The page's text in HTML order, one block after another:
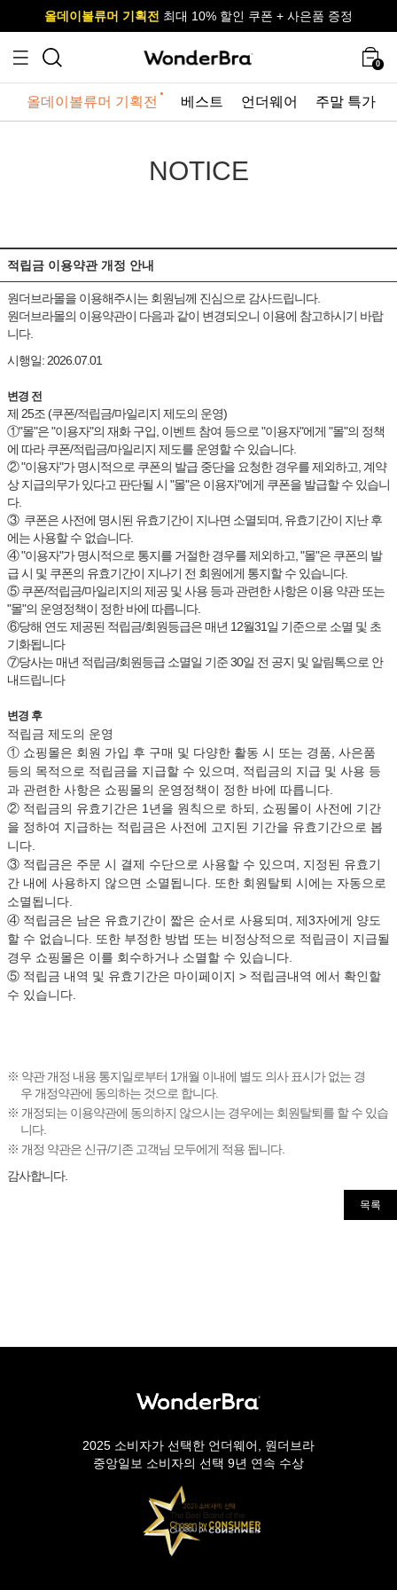
사이즈 무료 교환 서비스
올데이볼류머 기획전 최대 10% 할인 쿠폰 + 사은품 증정
사이즈 무료 교환 서비스
올데이볼류머 기획전 최대 10% 할인 쿠폰 + 사은품 증정
0
올데이볼류머 기획전 베스트 언더웨어 주말 특가
NOTICE
적립금 이용약관 개정 안내
원더브라몰을 이용해주시는 회원님께 진심으로 감사드립니다.
원더브라몰의 이용약관이 다음과 같이 변경되오니 이용에 참고하시기 바랍
니다.
시행일: 2026.07.01
변경 전
제 25조 (쿠폰/적립금/마일리지 제도의 운영)
①"몰"은 "이용자"의 재화 구입, 이벤트 참여 등으로 "이용자"에게 "몰"의 정책
에 따라 쿠폰/적립금/마일리지 제도를 운영할 수 있습니다.
② "이용자"가 명시적으로 쿠폰의 발급 중단을 요청한 경우를 제외하고, 계약
상 지급의무가 있다고 판단될 시 "몰"은 이용자"에게 쿠폰을 발급할 수 있습니
다.
③ 쿠폰은 사전에 명시된 유효기간이 지나면 소멸되며, 유효기간이 지난 후
에는 사용할 수 없습니다.
④ "이용자"가 명시적으로 통지를 거절한 경우를 제외하고, "몰"은 쿠폰의 발
급 시 및 쿠폰의 유효기간이 지나기 전 회원에게 통지할 수 있습니다.
⑤ 쿠폰/적립금/마일리지의 제공 및 사용 등과 관련한 사항은 이용 약관 또는
"몰"의 운영정책이 정한 바에 따릅니다.
⑥당해 연도 제공된 적립금/회원등급은 매년 12월31일 기준으로 소멸 및 초
기화됩니다
⑦당사는 매년 적립금/회원등급 소멸일 기준 30일 전 공지 및 알림톡으로 안
내드립니다
변경 후
적립금 제도의 운영
① 쇼핑몰은 회원 가입 후 구매 및 다양한 활동 시 또는 경품, 사은품
등의 목적으로 적립금을 지급할 수 있으며, 적립금의 지급 및 사용 등
과 관련한 사항은 쇼핑몰의 운영정책이 정한 바에 따릅니다.
② 적립금의 유효기간은 1년을 원칙으로 하되, 쇼핑몰이 사전에 기간
을 정하여 지급하는 적립금은 사전에 고지된 기간을 유효기간으로 봅
니다.
③ 적립금은 주문 시 결제 수단으로 사용할 수 있으며, 지정된 유효기
간 내에 사용하지 않으면 소멸됩니다. 또한 회원탈퇴 시에는 자동으로
소멸됩니다.
④ 적립금은 남은 유효기간이 짧은 순서로 사용되며, 제3자에게 양도
할 수 없습니다. 또한 부정한 방법 또는 비정상적으로 적립금이 지급될
경우 쇼핑몰은 이를 회수하거나 소멸할 수 있습니다.
⑤ 적립금 내역 및 유효기간은 마이페이지 > 적립금내역 에서 확인할
수 있습니다.
※ 약관 개정 내용 통지일로부터 1개월 이내에 별도 의사 표시가 없는 경
우 개정약관에 동의하는 것으로 합니다.
※ 개정되는 이용약관에 동의하지 않으시는 경우에는 회원탈퇴를 할 수 있습
니다.
※ 개정 약관은 신규/기존 고객님 모두에게 적용 됩니다.
감사합니다.
목록
2025 소비자가 선택한 언더웨어, 원더브라
중앙일보 소비자의 선택 9년 연속 수상